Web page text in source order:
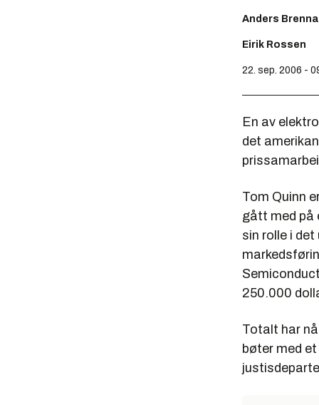
Anders Brenna
Eirik Rossen
22. sep. 2006 -
En av
det
Tom Quinn
gått med på
sin rolle i
250.000
Totalt har
bøter med